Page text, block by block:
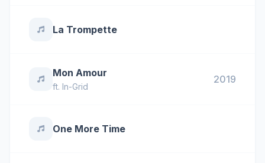
La Trompette
Mon Amour
ft. In-Grid
2019
One More Time